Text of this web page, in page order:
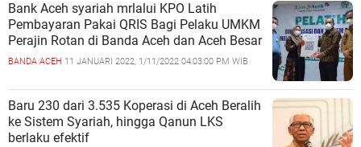
Bank Aceh syariah mrlalui KPO Latih
Pembayaran Pakai QRIS Bagi Pelaku UMKM
Perajin Rotan di Banda Aceh dan Aceh Besar
BANDA ACEH 11 JANUARI 2022, 1/11/2022 04:03:00 PM WIB
Baru 230 dari 3.535 Koperasi di Aceh Beralih
ke Sistem Syariah, hingga Qanun LKS
berlaku efektif